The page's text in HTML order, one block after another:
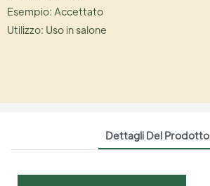
Esempio: Accettato
Utilizzo: Uso in salone
Dettagli Del Prodotto